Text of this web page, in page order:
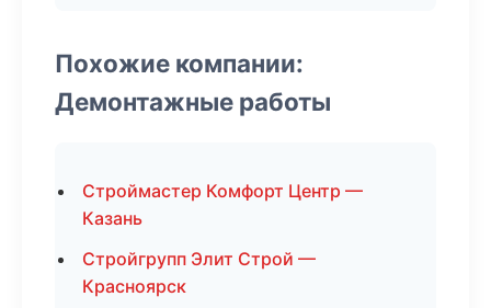
Похожие компании:
Демонтажные работы
Строймастер Комфорт Центр —
Казань
Стройгрупп Элит Строй —
Красноярск